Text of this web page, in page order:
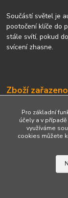
Součástí světel je
pootočení klíče do
stále svítí, pokud
svícení zhasne.
Zboží
Pro základní
účely a v
využíváme
cookies můžete